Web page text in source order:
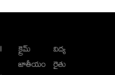
క్రైమ్
జాతీయం
విద్య
రైతు